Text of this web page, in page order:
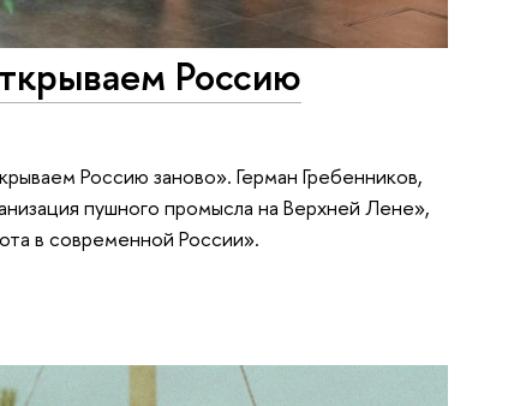
Россию
Россию заново». Герман Гребенников,
пушного промысла на Верхней Лене»,
в современной России».